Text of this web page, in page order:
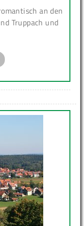
an den
Truppach und